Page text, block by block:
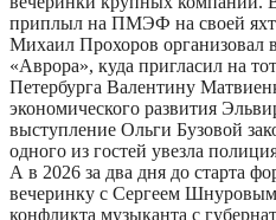
приплыл на ПМЭФ на своей
Михаил Прохоров организовал
«Аврора», куда пригласил на
Петербурга Валентину
экономического развития
выступление Ольги Бузовой
одного из гостей увезла
А в 2026 за два дня до старта
вечеринку с Сергеем
конфликта музыканта с